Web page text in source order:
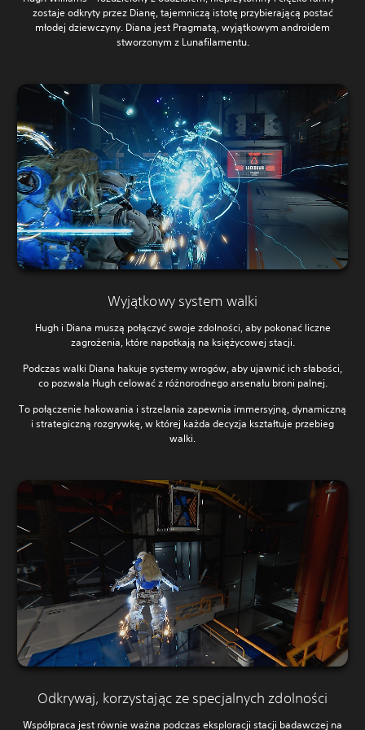
zostaje odkryty przez Dianę, tajemniczą istotę przybierającą postać
młodej dziewczyny. Diana jest Pragmatą, wyjątkowym androidem
stworzonym z Lunafilamentu.
Wyjątkowy system walki
Hugh i Diana muszą połączyć swoje zdolności, aby pokonać liczne
zagrożenia, które napotkają na księżycowej stacji.
Podczas walki Diana hakuje systemy wrogów, aby ujawnić ich słabości,
co pozwala Hugh celować z różnorodnego arsenału broni palnej.
To połączenie hakowania i strzelania zapewnia immersyjną, dynamiczną
i strategiczną rozgrywkę, w której każda decyzja kształtuje przebieg
walki.
Odkrywaj, korzystając ze specjalnych zdolności
Współpraca jest równie ważna podczas eksploracji stacji badawczej na